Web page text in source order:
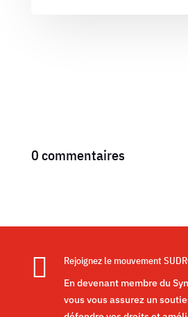
0 commentaires

Rejoignez le mouvement
En devenant membre du
vous vous assurez un